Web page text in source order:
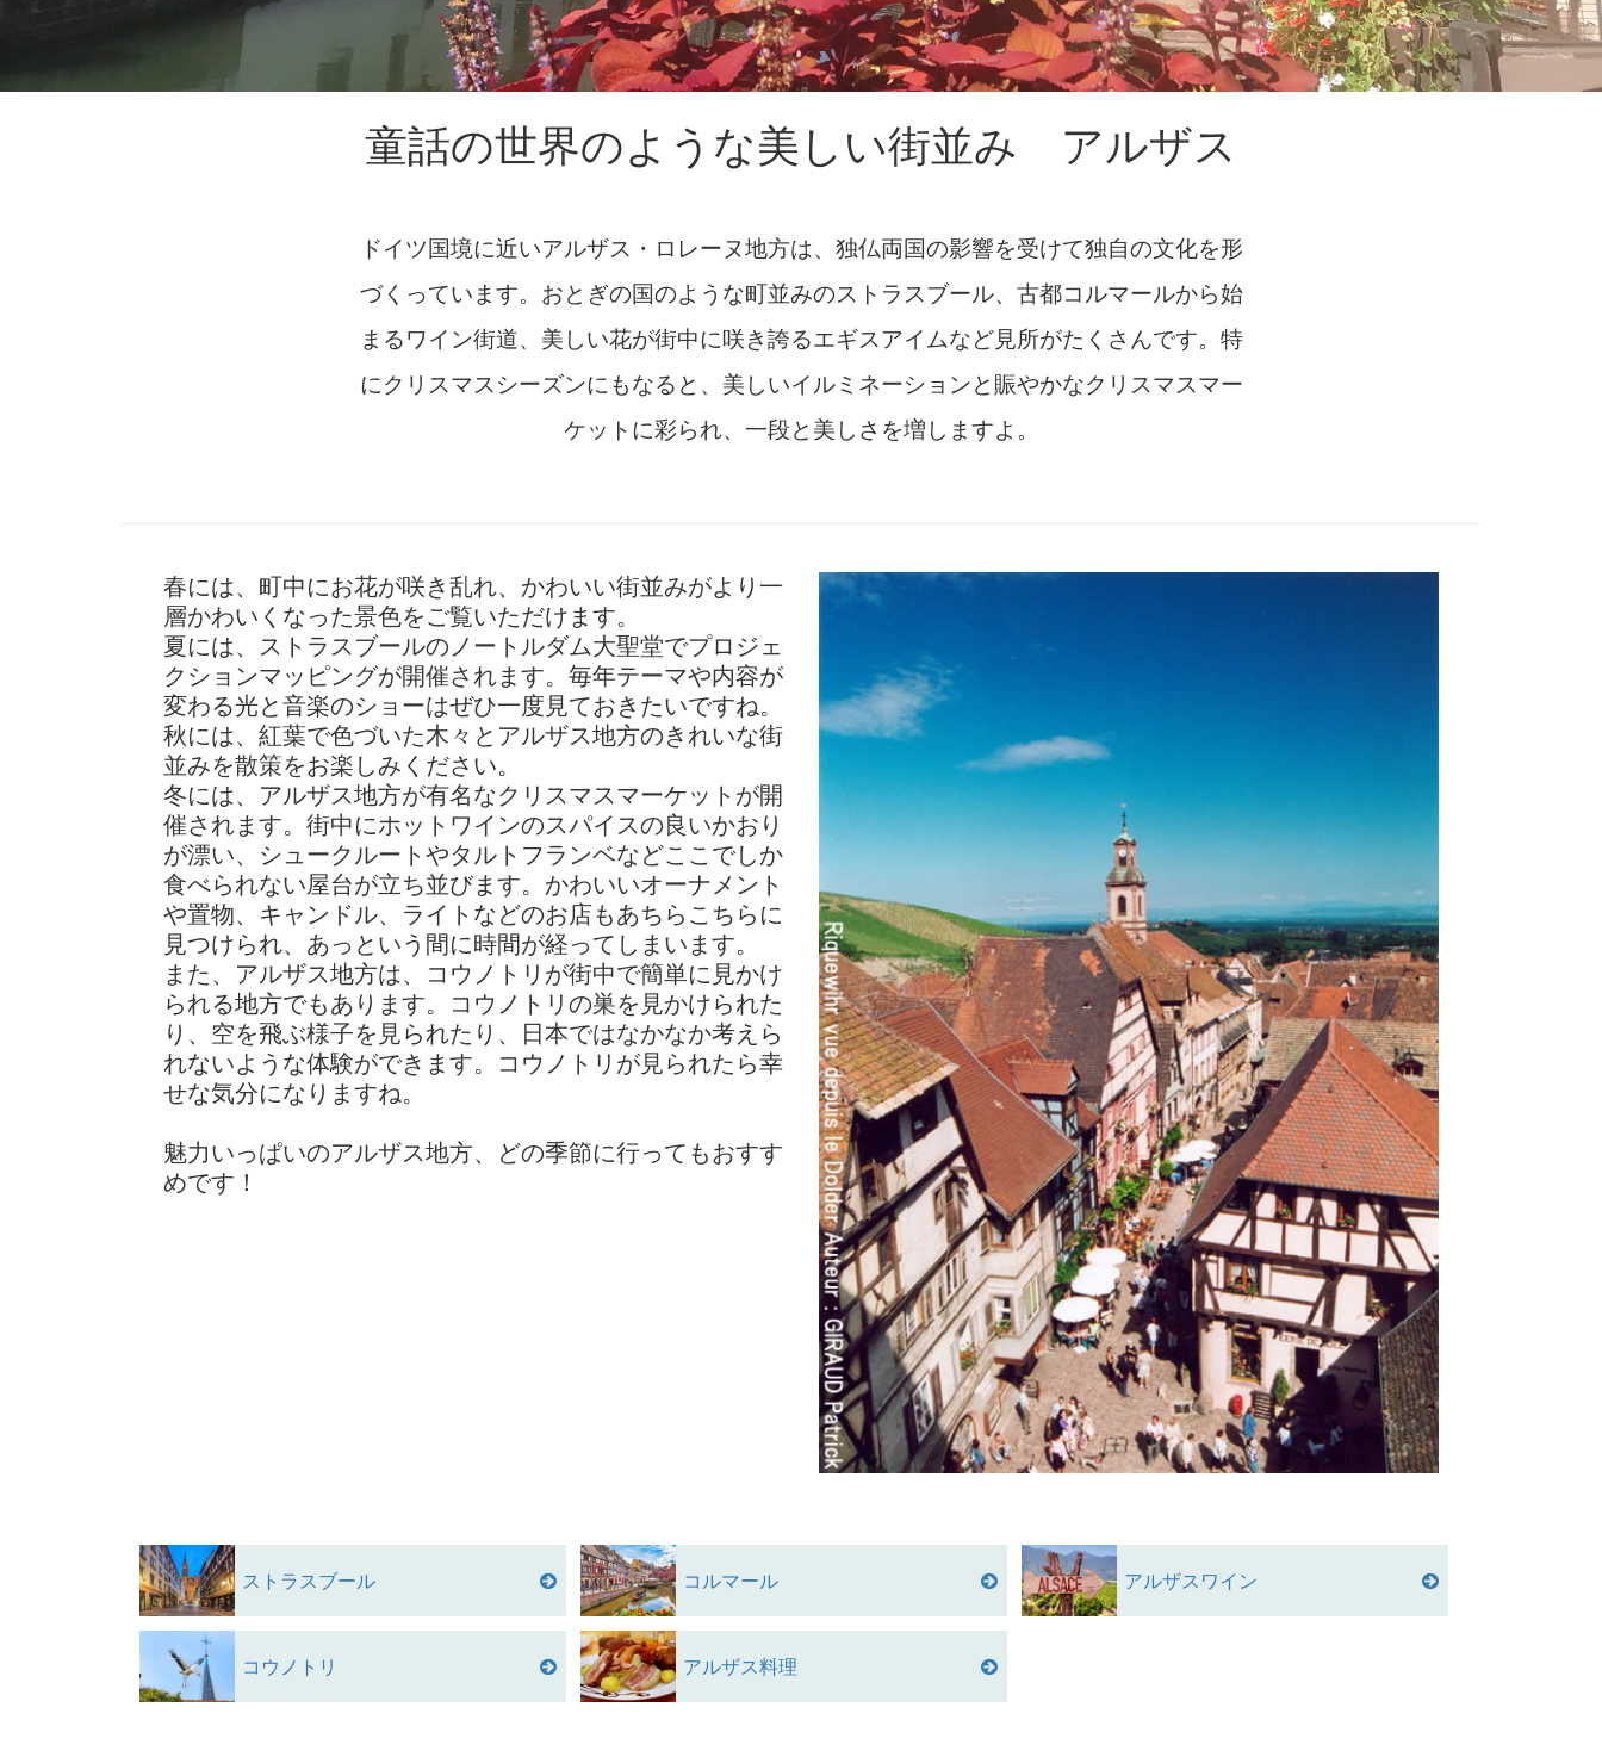
童話の世界のような美しい街並み アルザス
ドイツ国境に近いアルザス・ロレーヌ地方は、独仏両国の影響を受けて独自の文化を形
づくっています。おとぎの国のような町並みのストラスブール、古都コルマールから始
まるワイン街道、美しい花が街中に咲き誇るエギスアイムなど見所がたくさんです。特
にクリスマスシーズンにもなると、美しいイルミネーションと賑やかなクリスマスマー
ケットに彩られ、一段と美しさを増しますよ。
春には、町中にお花が咲き乱れ、かわいい街並みがより一
層かわいくなった景色をご覧いただけます。
夏には、ストラスブールのノートルダム大聖堂でプロジェ
クションマッピングが開催されます。毎年テーマや内容が
変わる光と音楽のショーはぜひ一度見ておきたいですね。
秋には、紅葉で色づいた木々とアルザス地方のきれいな街
並みを散策をお楽しみください。
冬には、アルザス地方が有名なクリスマスマーケットが開
催されます。街中にホットワインのスパイスの良いかおり
が漂い、シュークルートやタルトフランベなどここでしか
食べられない屋台が立ち並びます。かわいいオーナメント
や置物、キャンドル、ライトなどのお店もあちらこちらに
見つけられ、あっという間に時間が経ってしまいます。
また、アルザス地方は、コウノトリが街中で簡単に見かけ
られる地方でもあります。コウノトリの巣を見かけられた
り、空を飛ぶ様子を見られたり、日本ではなかなか考えら
れないような体験ができます。コウノトリが見られたら幸
せな気分になりますね。
魅力いっぱいのアルザス地方、どの季節に行ってもおすす
めです！
ストラスブール コルマール アルザスワイン
コウノトリ アルザス料理